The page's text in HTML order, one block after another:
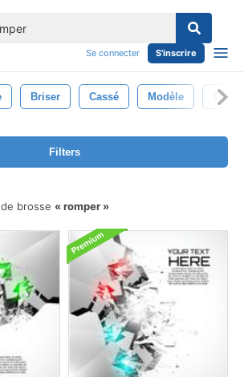
Se connecter S'inscrire
Briser Cassé Modèle
Filters
brosse
romper